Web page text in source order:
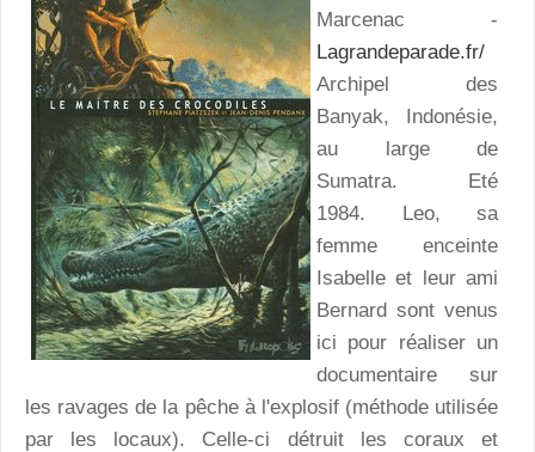
Marcenac -
Lagrandeparade.fr/
Archipel des
Banyak, Indonésie,
au large de
Sumatra. Eté
1984. Leo, sa
femme enceinte
Isabelle et leur ami
Bernard sont venus
ici pour réaliser un
documentaire sur
les ravages de la pêche à l'explosif (méthode utilisée
par les locaux). Celle-ci détruit les coraux et